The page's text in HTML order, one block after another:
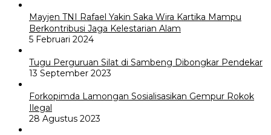
Mayjen TNI Rafael Yakin Saka Wira Kartika Mampu
Berkontribusi Jaga Kelestarian Alam
5 Februari 2024
Tugu Perguruan Silat di Sambeng Dibongkar Pendekar
13 September 2023
Forkopimda Lamongan Sosialisasikan Gempur Rokok
Ilegal
28 Agustus 2023